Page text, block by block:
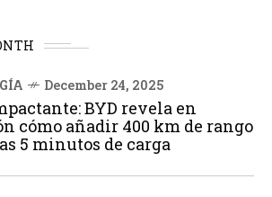
December 24, 2025
BYD revela en
cómo añadir 400 km de rango
5 minutos de carga